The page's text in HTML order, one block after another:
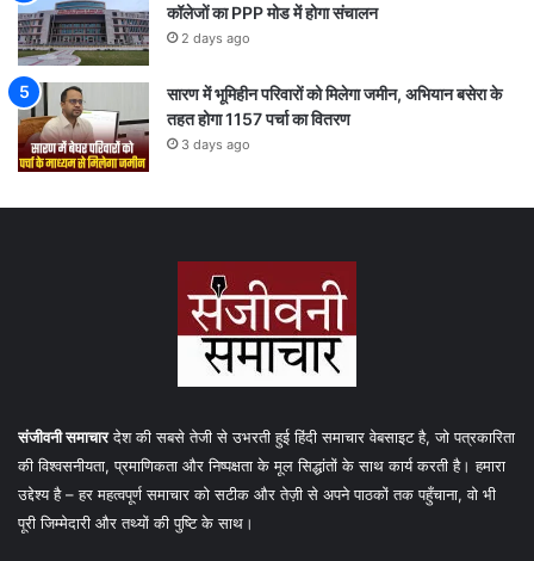
कॉलेजों का PPP मोड में होगा संचालन
2 days ago
सारण में भूमिहीन परिवारों को मिलेगा जमीन, अभियान बसेरा के
तहत होगा 1157 पर्चा का वितरण
3 days ago
संजीवनी समाचारदेश की सबसे तेजी से उभरती हुई हिंदी समाचार वेबसाइट है, जो पत्रकारिता
की विश्वसनीयता, प्रमाणिकता और निष्पक्षता के मूल सिद्धांतों के साथ कार्य करती है। हमारा
उद्देश्य है – हर महत्वपूर्ण समाचार को सटीक और तेज़ी से अपने पाठकों तक पहुँचाना, वो भी
पूरी जिम्मेदारी और तथ्यों की पुष्टि के साथ।